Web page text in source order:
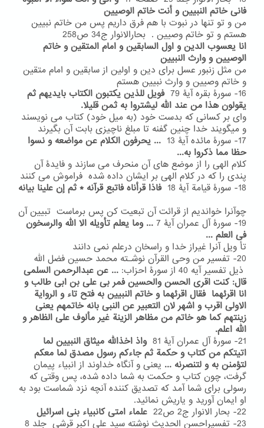
فانی خاتم النبیین و أنت خاتم الوصیین
من و تو تنها در نبوت با هم فرق داریم پس من خاتم نبیین
هستم و تو خاتم وصیین . بحارالانوار ج34 ص258
انا یعسوب الدین و اول السابقین و امام المتقین و خاتم
الوصیین و وارث النبیین
من مثل زنبور عسل برای دین و اولین از سابقین و امام متقین
و خاتم وصیین و وارث نبیین هستم
16- سورۀ بقره آیۀ 79
فویل للذین یکتبون الکتاب بایدیهم ثم
یقولون هذا من عند الله لیشتروا به ثمن قلیلا.
وای بر کسانی که بدست خود (به میل خود) کتاب می نویسند
و میگویند خدا چنین گفنه تا مبلغ ناچیزی بابت آن بگیرند
17- سورۀ مائده آیۀ 13
... یحرفون الکلام عن مواضعه و نسوا
حظا مما ذکروا به...
کلام الهی را از موضع های آن منحرف می سازند و فایدۀ آن
پندی را که در کلام الهی بر ایشان داده شده فراموش می کنند
18- سورۀ قیامة آیۀ 18
فاذا قرأناه فاتبع قرآنه * ثم إن علینا بیانه
چوآنرا خواندیم از قرائت آن تبعیت کن پس برماست تبیین آن
19- سورۀ آل عمران آیۀ 7
... وما یعلم تأویله الا الله والرسخون
فی العلم ...
تأ ویل آنرا غیراز خدا و راسخان درعلم نمی دانند
20- تفسیر من وحی القرآن نوشـته محمد حسین فضل الله
ذیل تفسیر آیه 40 از سورۀ احزاب:
... عن عبدالرحمن السلمی
قال: کنت اقری الحسن والحسین فمر بی علی بن ابی طالب و
انا اقرئهما فقال اقرئهما و خاتم النبیین به فتح تاء و الروایة
الاولی اقرب و اشهر لان التعبیر عن النبی بانه خاتمهم یعنی
زینتهم کما هو خاتم من مظاهر الزینة غیر مألوف علی الظاهر و
الله اعلم.
21- سورۀ آل عمران آیۀ 81
واذ اخذالله میثاق النبیین لما
اتیتکم من کتاب و حکمة ثم جاءکم رسول مصدق لما معکم
لتؤمنن به و لتنصرنه ... یعنی و آنگاه خداوند از انبیاء پیمان
گرفت، چون کتاب و حکمت به شما داده شده، پس وقتی که
رسولی برای شما آمد که تصدیق کننده آنچه نزد شماست بود به
او ایمان آورید و یاریش نمائید.
22- بحار الانوار ج2 ص22
علماء امتی کانبیاء بنی اسرائیل